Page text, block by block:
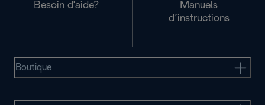
Besoin d'aide?
Manuels
d’instructions
Boutique